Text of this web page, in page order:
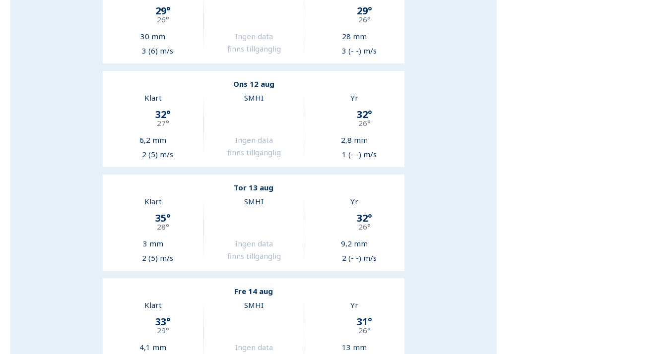
29°
26°
30 mm
3 (6) m/s
Ingen data
finns tillgänglig
29°
26°
28 mm
3 (- -) m/s
Ons 12 aug
Klart
32°
27°
6,2 mm
2 (5) m/s
SMHI
Ingen data
finns tillgänglig
Yr
32°
26°
2,8 mm
1 (- -) m/s
Tor 13 aug
Klart
35°
28°
3 mm
2 (5) m/s
SMHI
Ingen data
finns tillgänglig
Yr
32°
26°
9,2 mm
2 (- -) m/s
Fre 14 aug
Klart
33°
29°
4,1 mm
SMHI
Ingen data
Yr
31°
26°
13 mm